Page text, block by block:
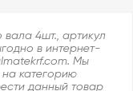
вала 4шт., артикул
в интернет-
Мы
категорию
данный товар